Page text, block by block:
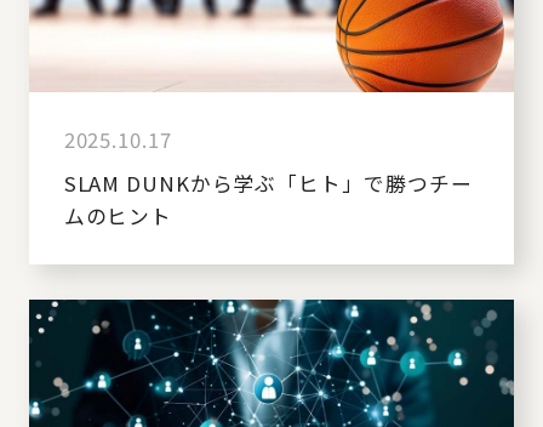
2025.10.17
SLAM DUNKから学ぶ「ヒト」で勝つチー
ムのヒント